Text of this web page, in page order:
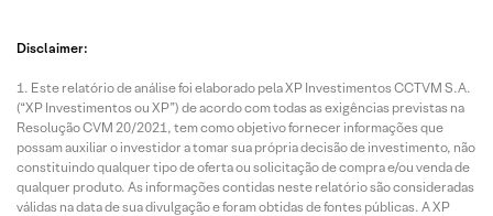
Disclaimer:
Este relatório de análise foi elaborado pela XP Investimentos CCTVM S.A.
(“XP Investimentos ou XP”) de acordo com todas as exigências previstas na
Resolução CVM 20/2021, tem como objetivo fornecer informações que
possam auxiliar o investidor a tomar sua própria decisão de investimento, não
constituindo qualquer tipo de oferta ou solicitação de compra e/ou venda de
qualquer produto. As informações contidas neste relatório são consideradas
válidas na data de sua divulgação e foram obtidas de fontes públicas. A XP